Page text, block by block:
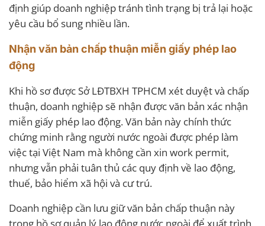
định giúp doanh nghiệp tránh tình trạng bị trả lại hoặc
yêu cầu bổ sung nhiều lần.
Nhận văn bản chấp thuận miễn giấy phép lao
động
Khi hồ sơ được Sở LĐTBXH TPHCM xét duyệt và chấp
thuận, doanh nghiệp sẽ nhận được văn bản xác nhận
miễn giấy phép lao động. Văn bản này chính thức
chứng minh rằng người nước ngoài được phép làm
việc tại Việt Nam mà không cần xin work permit,
nhưng vẫn phải tuân thủ các quy định về lao động,
thuế, bảo hiểm xã hội và cư trú.
Doanh nghiệp cần lưu giữ văn bản chấp thuận này
trong hồ sơ quản lý lao động nước ngoài để xuất trình